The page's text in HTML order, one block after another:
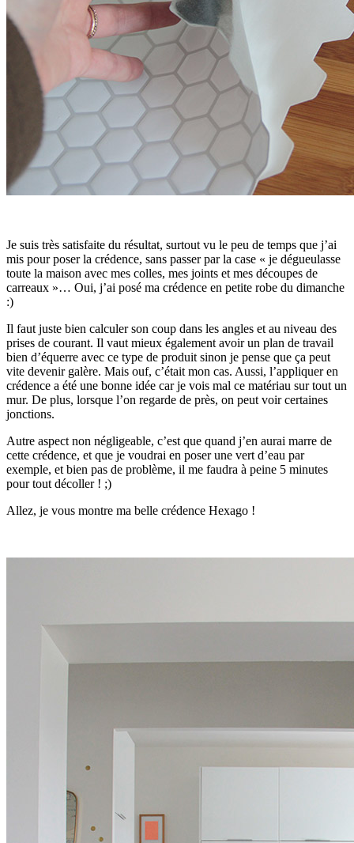
Je suis très satisfaite du résultat, surtout vu le peu de temps que j’ai
mis pour poser la crédence, sans passer par la case « je dégueulasse
toute la maison avec mes colles, mes joints et mes découpes de
carreaux »… Oui, j’ai posé ma crédence en petite robe du dimanche
:)
Il faut juste bien calculer son coup dans les angles et au niveau des
prises de courant. Il vaut mieux également avoir un plan de travail
bien d’équerre avec ce type de produit sinon je pense que ça peut
vite devenir galère. Mais ouf, c’était mon cas. Aussi, l’appliquer en
crédence a été une bonne idée car je vois mal ce matériau sur tout un
mur. De plus, lorsque l’on regarde de près, on peut voir certaines
jonctions.
Autre aspect non négligeable, c’est que quand j’en aurai marre de
cette crédence, et que je voudrai en poser une vert d’eau par
exemple, et bien pas de problème, il me faudra à peine 5 minutes
pour tout décoller ! ;)
Allez, je vous montre ma belle crédence Hexago !